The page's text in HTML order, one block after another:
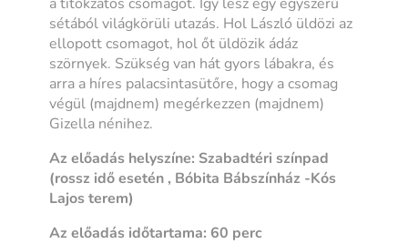
sétából világkörüli utazás. Hol László üldözi az
ellopott csomagot, hol őt üldözik ádáz
szörnyek. Szükség van hát gyors lábakra, és
arra a híres palacsintasütőre, hogy a csomag
végül (majdnem) megérkezzen (majdnem)
Gizella nénihez.
Az előadás helyszíne: Szabadtéri színpad
(rossz idő esetén , Bóbita Bábszínház -Kós
Lajos terem)
Az előadás időtartama: 60 perc